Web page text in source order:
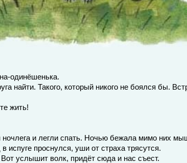
одинёшенька.
найти. Такого, который никого не боялся бы.
жить!
и легли спать. Ночью бежала мимо них
испуге проснулся, уши от страха трясутся.
услышит волк, придёт сюда и нас съест.